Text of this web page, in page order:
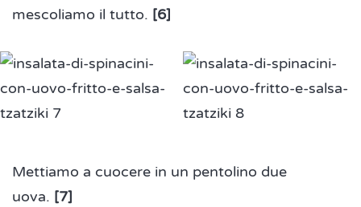
mescoliamo il tutto. [6]
Mettiamo a cuocere in un pentolino due
uova. [7]